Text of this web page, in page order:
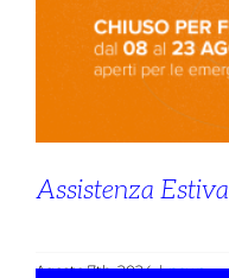
Assistenza Estiva
Agosto 7th, 2024 | news